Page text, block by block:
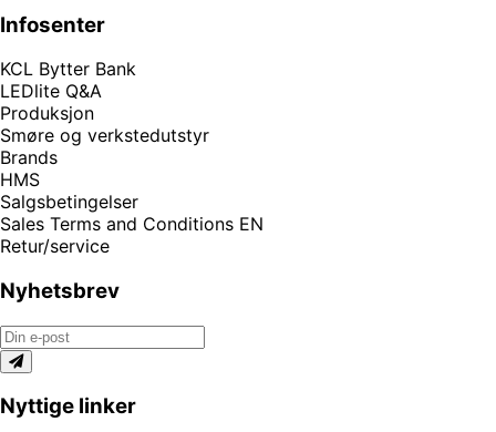
Infosenter
KCL Bytter Bank
LEDlite Q&A
Produksjon
Smøre og verkstedutstyr
Brands
HMS
Salgsbetingelser
Sales Terms and Conditions EN
Retur/service
Nyhetsbrev
Nyttige linker